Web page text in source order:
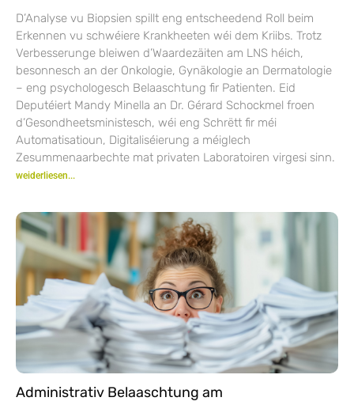
D’Analyse vu Biopsien spillt eng entscheedend Roll beim
Erkennen vu schwéiere Krankheeten wéi dem Kriibs. Trotz
Verbesserunge bleiwen d’Waardezäiten am LNS héich,
besonnesch an der Onkologie, Gynäkologie an Dermatologie
– eng psychologesch Belaaschtung fir Patienten. Eid
Deputéiert Mandy Minella an Dr. Gérard Schockmel froen
d’Gesondheetsministesch, wéi eng Schrëtt fir méi
Automatisatioun, Digitaliséierung a méiglech
Zesummenaarbechte mat privaten Laboratoiren virgesi sinn.
weiderliesen...
Administrativ Belaaschtung am